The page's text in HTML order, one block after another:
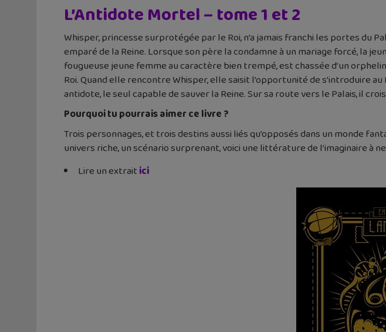
L’Antidote Mortel – tome 1 et 2
Whisper, princesse surprotégée par le Roi, n’a jamais franchi les portes du
emparé de la Reine. Lorsque son père la condamne à un mariage forcé, la
fougueuse jeune femme au caractère bien trempé, est chassée d’un
Roi. Quand elle rencontre Whisper, elle saisit l’opportunité de s’introduire
antidote, le seul capable de sauver la Reine. Sur sa route vers le Palais, il
Pourquoi tu pourrais aimer ce livre ?
Trois personnages, et trois destins aussi liés qu’opposés dans un monde
univers riche, un scénario surprenant, voici une littérature de l’imaginaire à
Lire un extraitici